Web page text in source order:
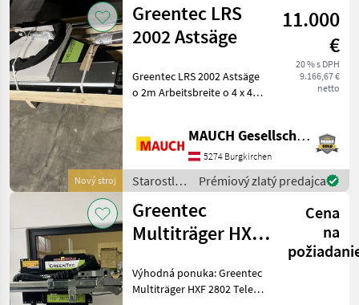
Kategória 4 Krajina Filtre
AKTUÁLNA
CESTA
lesnícka
technika
Starostlivost
O Stromy
Pila Na
Konare
VYBRAŤ
KATEGÓRIU
Greentec
Resetovať
Zobraziť
12
výsledkov
Nový stroj
Greentec LRS
2002 Astsäge
11.000
€
20 % s DPH
9.166,67 €
netto
Greentec LRS 2002 Astsäge
o 2m Arbeitsbreite o 4 x 49,
Astdurchmesser o 198kg
Eigengewicht o Drehzahl
Sägeblätte
MAUCH Gesellschaft m.b.H. & Co.KG
5274 Burgkirchen
Starostlivosť
o stromy /
Greentec
Prémiový zlatý predajca
Greentec
Multiträger HXF
VÝPREDAJ
Cena
na
Výhodná ponuka: Greentec
Multiträger HXF 2802 Tele